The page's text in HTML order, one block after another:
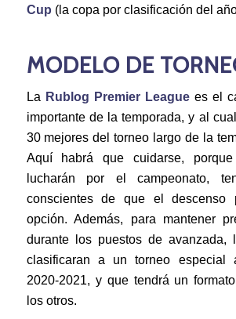
Cup (la copa por clasificación del
MODELO DE
La Rublog Premier Leaguees el
importante de la temporada, y al
30 mejores del torneo largo de la
Aquí habrá que cuidarse,
lucharán por el campeonato,
conscientes de que el descenso
opción. Además, para mantener
durante los puestos de avanzada,
clasificaran a un torneo especial
2020-2021, y que tendrá un
los otros.